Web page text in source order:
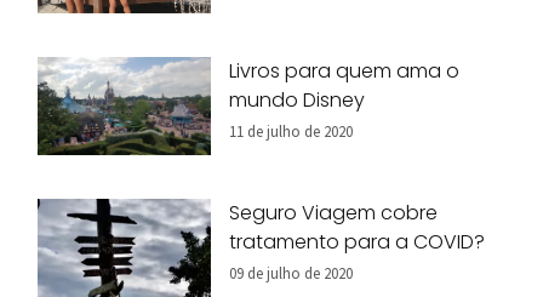
Livros para quem ama o
mundo Disney
11 de julho de 2020
Seguro Viagem cobre
tratamento para a COVID?
09 de julho de 2020